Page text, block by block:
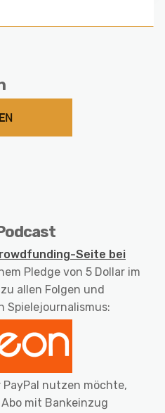
Seite bei
Pledge von 5 Dollar im
allen Folgen und
PayPal nutzen möchte,
mit Bankeinzug